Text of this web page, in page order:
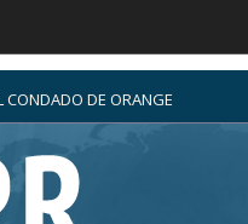
CONDADO DE ORANGE